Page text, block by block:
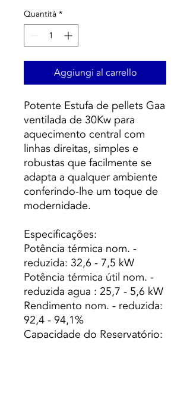
Quantità *
Aggiungi al carrello
Potente Estufa de pellets Gaa
ventilada de 30Kw para
aquecimento central com
linhas direitas, simples e
robustas que facilmente se
adapta a qualquer ambiente
conferindo-lhe um toque de
modernidade.
Especificações:
Potência térmica nom. -
reduzida: 32,6 - 7,5 kW
Potência térmica útil nom. -
reduzida agua : 25,7 - 5,6 kW
Rendimento nom. - reduzida:
92,4 - 94,1%
Capacidade do Reservatório: